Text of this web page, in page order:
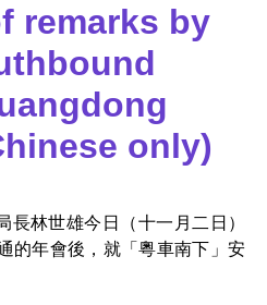
remarks by
only)
長林世雄今日（十一月二日）
的年會後，就「粵車南下」安